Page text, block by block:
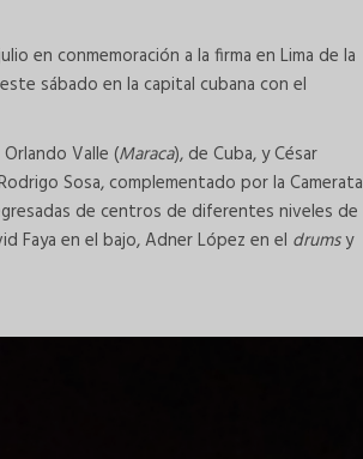
en conmemoración a la firma en Lima de la
sábado en la capital cubana con el
Valle (Maraca), de Cuba, y César
Sosa, complementado por la Camerata
de centros de diferentes niveles de
Faya en el bajo, Adner López en el drumsy